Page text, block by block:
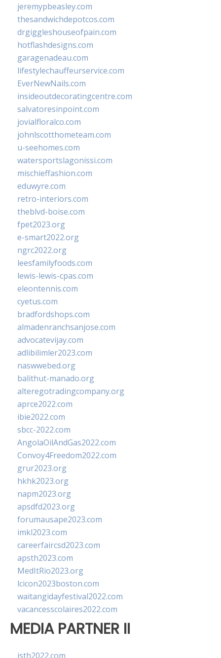
jeremypbeasley.com
thesandwichdepotcos.com
drgiggleshouseofpain.com
hotflashdesigns.com
garagenadeau.com
lifestylechauffeurservice.com
EverNewNails.com
insideoutdecoratingcentre.com
salvatoresinpoint.com
jovialfloralco.com
johnlscotthometeam.com
u-seehomes.com
watersportslagonissi.com
mischieffashion.com
eduwyre.com
retro-interiors.com
theblvd-boise.com
fpet2023.org
e-smart2022.org
ngrc2022.org
leesfamilyfoods.com
lewis-lewis-cpas.com
eleontennis.com
cyetus.com
bradfordshops.com
almadenranchsanjose.com
advocatevijay.com
adlibilimler2023.com
naswwebed.org
balithut-manado.org
alteregotradingcompany.org
aprce2022.com
ibie2022.com
sbcc-2022.com
AngolaOilAndGas2022.com
Convoy4Freedom2022.com
grur2023.org
hkhk2023.org
napm2023.org
apsdfd2023.org
forumausape2023.com
imkl2023.com
careerfaircsd2023.com
apsth2023.com
MedItRio2023.org
lcicon2023boston.com
waitangidayfestival2022.com
vacancesscolaires2022.com
MEDIA PARTNER II
isth2022.com